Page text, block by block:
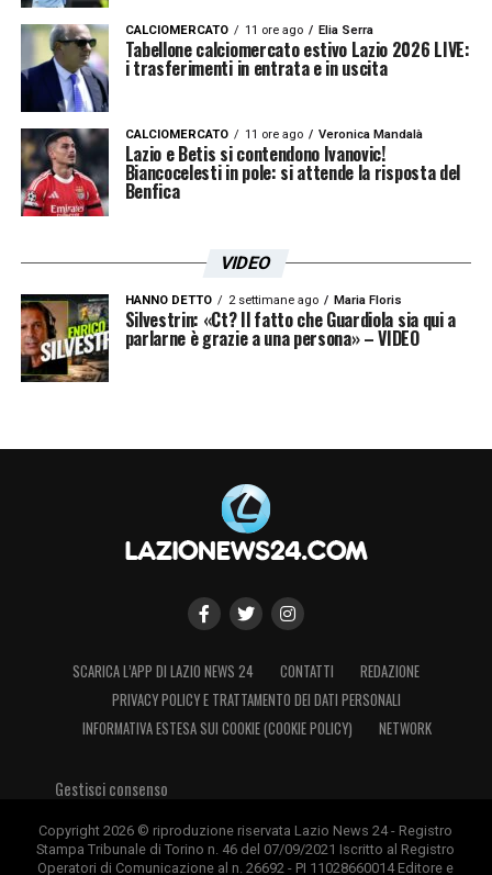
CALCIOMERCATO 11 ore ago Elia Serra
Tabellone calciomercato estivo Lazio 2026 LIVE:
i trasferimenti in entrata e in uscita
CALCIOMERCATO 11 ore ago Veronica Mandalà
Lazio e Betis si contendono Ivanovic!
Biancocelesti in pole: si attende la risposta del
Benfica
VIDEO
HANNO DETTO 2 settimane ago Maria Floris
Silvestrin: «Ct? Il fatto che Guardiola sia qui a
parlarne è grazie a una persona» – VIDEO
SCARICA L’APP DI LAZIO NEWS 24 CONTATTI
REDAZIONE
PRIVACY POLICY E TRATTAMENTO DEI DATI PERSONALI
INFORMATIVA ESTESA SUI COOKIE (COOKIE POLICY)
NETWORK
Gestisci consenso
Copyright 2026 © riproduzione riservata Lazio News 24 - Registro
Stampa Tribunale di Torino n. 46 del 07/09/2021 Iscritto al Registro
Operatori di Comunicazione al n. 26692 - PI 11028660014 Editore e